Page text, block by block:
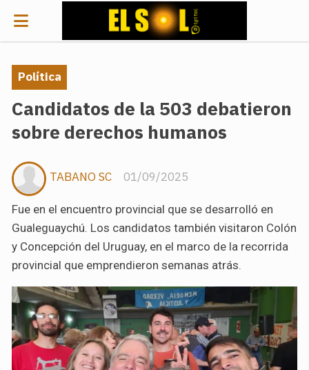
Candidatos de la 503 debatieron
sobre derechos humanos
Fue en el encuentro provincial que se desarrolló en
Gualeguaychú. Los candidatos también visitaron Colón
y Concepción del Uruguay, en el marco de la recorrida
provincial que emprendieron semanas atrás.
Política
01/09/2025
TABANO SC